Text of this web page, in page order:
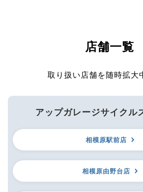
店舗一覧
取り扱い店舗を随時拡大
アップガレージサイクル
相模原駅前店
相模原由野台店